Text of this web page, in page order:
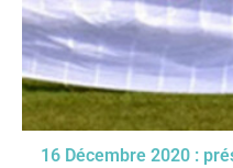
16 Décembre 2020 :